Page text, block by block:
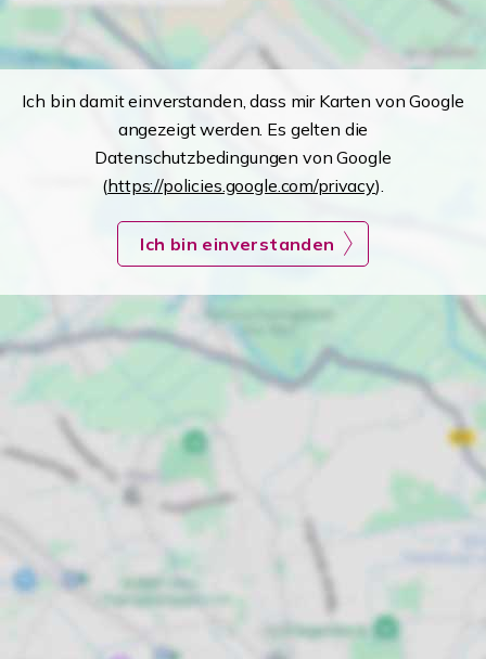
Ich bin damit einverstanden, dass mir Karten von Google
angezeigt werden. Es gelten die
Datenschutzbedingungen von Google
(https://policies.google.com/privacy).
Ich bin einverstanden